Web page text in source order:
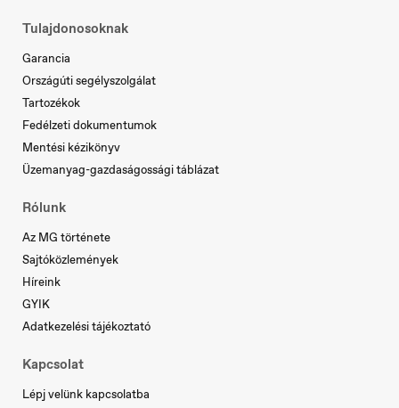
Slovenia
Tulajdonosoknak
Garancia
Országúti segélyszolgálat
Tartozékok
Fedélzeti dokumentumok
Mentési kézikönyv
Üzemanyag-gazdaságossági táblázat
Rólunk
Az MG története
Sajtóközlemények
Híreink
GYIK
Adatkezelési tájékoztató
Kapcsolat
Lépj velünk kapcsolatba